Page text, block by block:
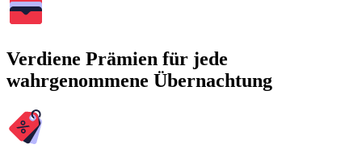
Verdiene Prämien für jede
wahrgenommene Übernachtung